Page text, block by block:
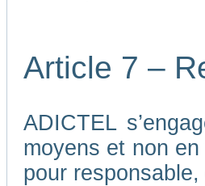
Article 7 –
ADICTEL
moyens et non
pour